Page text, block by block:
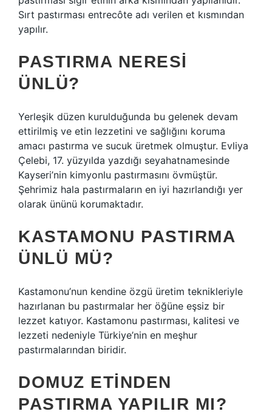
Sırt pastırması entrecôte adı verilen et kısmından
yapılır.
PASTIRMA NERESI
ÜNLÜ?
Yerleşik düzen kurulduğunda bu gelenek devam
ettirilmiş ve etin lezzetini ve sağlığını koruma
amacı pastırma ve sucuk üretmek olmuştur. Evliya
Çelebi, 17. yüzyılda yazdığı seyahatnamesinde
Kayseri’nin kimyonlu pastırmasını övmüştür.
Şehrimiz hala pastırmaların en iyi hazırlandığı yer
olarak ününü korumaktadır.
KASTAMONU PASTIRMA
ÜNLÜ MÜ?
Kastamonu’nun kendine özgü üretim teknikleriyle
hazırlanan bu pastırmalar her öğüne eşsiz bir
lezzet katıyor. Kastamonu pastırması, kalitesi ve
lezzeti nedeniyle Türkiye’nin en meşhur
pastırmalarından biridir.
DOMUZ ETINDEN
PASTIRMA YAPILIR MI?